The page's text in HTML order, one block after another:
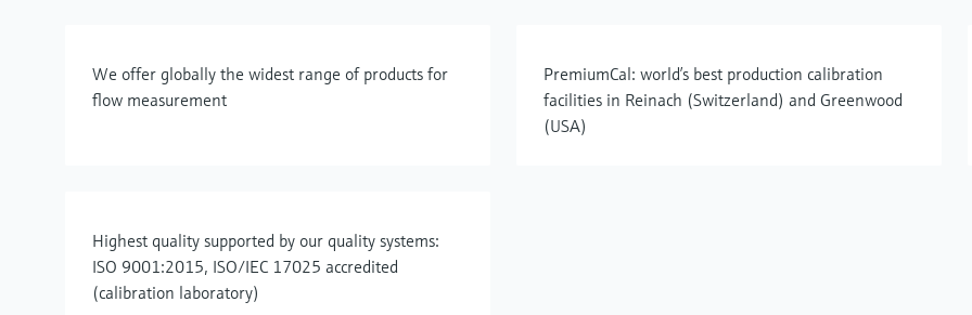
We offer globally the widest range of products for
flow measurement
PremiumCal: world’s best production calibration
facilities in Reinach (Switzerland) and Greenwood
(USA)
Highest quality supported by our quality systems:
ISO 9001:2015, ISO/IEC 17025 accredited
(calibration laboratory)